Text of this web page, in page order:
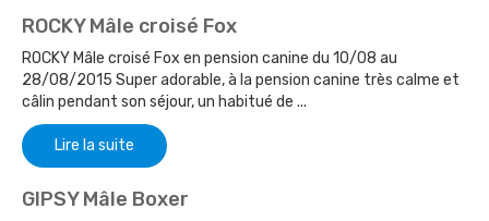
ROCKY Mâle croisé Fox
ROCKY Mâle croisé Fox en pension canine du 10/08 au
28/08/2015 Super adorable, à la pension canine très calme et
câlin pendant son séjour, un habitué de ...
Lire la suite
GIPSY Mâle Boxer